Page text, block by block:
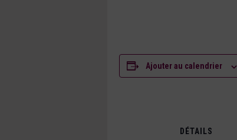
Ajouter au calendrier
DÉTAILS